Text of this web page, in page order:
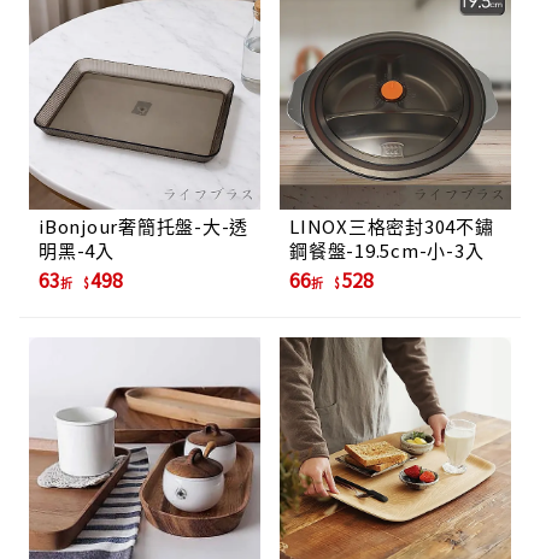
iBonjour奢簡托盤-大-透
明黑-4入
63折 498
LINOX三格密封304不鏽
鋼餐盤-19.5cm-小-3入
66折 528